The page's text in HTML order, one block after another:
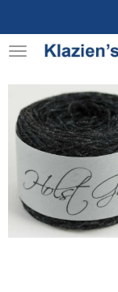
direct
naar
hoofdinhoud